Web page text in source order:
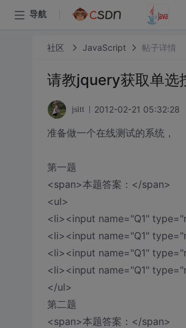
导航
社区 JavaScript 帖子详情
请教jquery获取单选
jsitt 2012-02-21 05:32:28
准备做一个在线测试的系统，
第一题
<span>本题答案：</span>
<ul>
<li><input name="Q1"
<li><input name="Q1"
<li><input name="Q1"
<li><input name="Q1"
</ul>
第二题
<span>本题答案：</span>